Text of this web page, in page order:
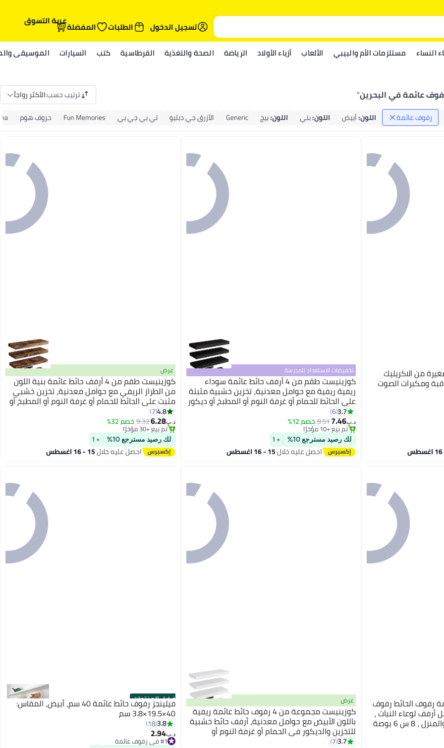
تسجيل الدخول
الطلبات المفضلةعربة التسوق
النساء مستلزمات الأم والبيبي الألعاب أزياء الأولاد الرياضة الصحة والتغذية القرطاسية كتب السيارات الموسيقى
عائمة في البحرين" ترتيب حسب:الأكثر رواجاً
رفوف عائمة اللون:أبيض اللون:بني اللون:بيج Generic الأزرق جي دبليو تي بي جي بي Fun Memories حروف هوم
من الاكريليك
ومكبرات الصوت
تخفيضات الاستعداد للمدرسة
كوزينيست طقم من 4 أرفف حائط عائمة سوداء
ريفية ريفية مع حوامل معدنية، تخزين خشبية مثبتة
على الحائط للحمام أو غرفة النوم أو المطبخ أو ديكور
غرفة المعيشة
3.7
6
د.ب‏7.46
8.51خصم 12%
#6 في رفوف عائمة
أقل سعر في 30 يوم
تم بيع +10 مؤخرًا
#6 في رفوف عائمة
لك رصيد مسترجع 10% + 1
احصل عليه خلال15 - 16 اغسطس
عرض
كوزينيست طقم من 4 أرفف حائط عائمة بنية اللون
من الطراز الريفي مع حوامل معدنية، تخزين خشبي
مثبت على الحائط للحمام أو غرفة النوم أو المطبخ أو
ديكور غرفة المعيشة
4.8
7
د.ب‏6.28
9.32خصم 32%
#3 في رفوف عائمة
أقل سعر في السنة
تم بيع +30 مؤخرًا
#3 في رفوف عائمة
لك رصيد مسترجع 10% + 1
احصل عليه خلال15 - 16 اغسطس
رفوف الحائط رفوف
لوعاء النبات ،
س 6 بوصة
عرض
كوزينيست مجموعة من 4 رفوف حائط عائمة ريفية
باللون الأبيض مع حوامل معدنية، أرفف حائط خشبية
للتخزين والديكور في الحمام أو غرفة النوم أو
المطبخ أو غرفة المعيشة
3.7
7 #2 في رفوف عائمة
أفضل المنتجات فيلينجز رفوف حائط عائمة 40 سم، أبيض، المقاس:
40×19.5×3.8 سم
3.8
18
د.ب‏2.94
#1 في رفوف عائمة